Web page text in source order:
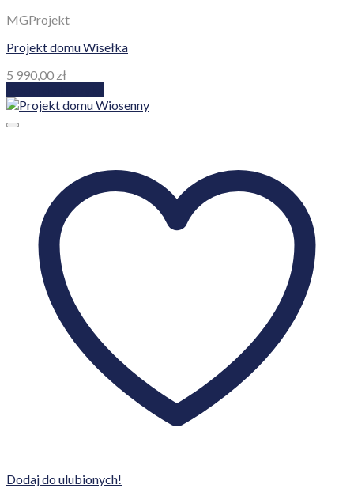
MGProjekt
Projekt domu Wisełka
5 990,00 zł
Dodaj do ulubionych!